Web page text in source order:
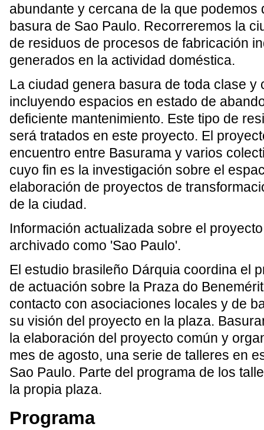
abundante y cercana de la que podemos
basura de Sao Paulo. Recorreremos la
de residuos de procesos de fabricación
generados en la actividad doméstica.
La ciudad genera basura de toda clase y
incluyendo espacios en estado de
deficiente mantenimiento. Este tipo de
será tratados en este proyecto. El
encuentro entre Basurama y varios
cuyo fin es la investigación sobre el
elaboración de proyectos de
de la ciudad.
Información actualizada sobre el
archivado como 'Sao Paulo'.
El estudio brasileño Dárquia coordina el
de actuación sobre la Praza do
contacto con asociaciones locales y de
su visión del proyecto en la plaza.
la elaboración del proyecto común y
mes de agosto, una serie de talleres en
Sao Paulo. Parte del programa de los
la propia plaza.
Programa